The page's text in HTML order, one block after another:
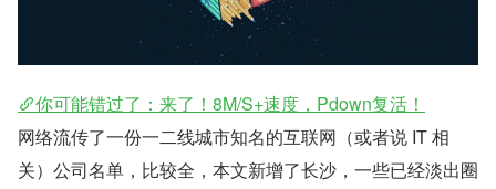
你可能错过了：来了！8M/S+速度，Pdown复活！
网络流传了一份一二线城市知名的互联网（或者说 IT 相
关）公司名单，比较全，本文新增了长沙，一些已经淡出圈